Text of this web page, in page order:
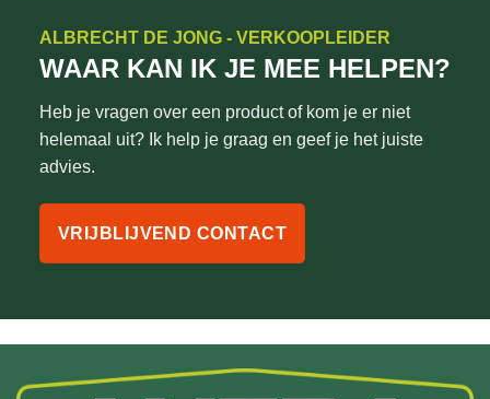
ALBRECHT DE JONG - VERKOOPLEIDER
WAAR KAN IK JE MEE HELPEN?
Heb je vragen over een product of kom je er niet
helemaal uit? Ik help je graag en geef je het juiste
advies.
VRIJBLIJVEND CONTACT